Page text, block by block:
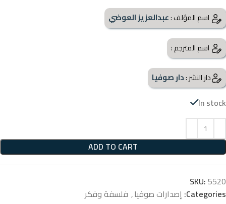
اسم المؤلف :عبدالعزيز العوضي
اسم المترجم :
دار النشر :دار صوفيا
In stock
ADD TO CART
SKU: 5520
Categories: إصدارات صوفيا, فلسفة وفكر